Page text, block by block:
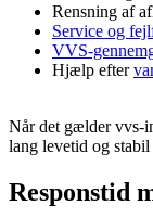
Rensning af
Service og
VVS-
Hjælp efter
Når det gælder vvs-
lang levetid og
Responstid